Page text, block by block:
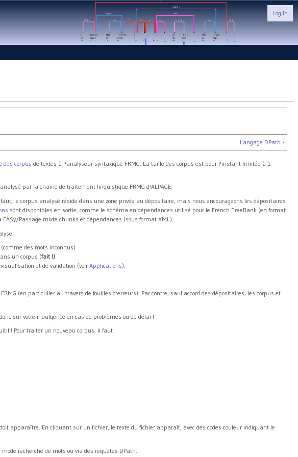
Log In
Langage DPath ›
des corpus de textes à l'analyseur syntaxique FRMG. La taille des corpus est pour l'instant limitée à 1
par la chaine de traitement linguistique FRMG d'ALPAGE.
le corpus analysé réside dans une zone privée au dépositaire, mais nous encourageons les dépositaires
sont disponibles en sortie, comme le schéma en dépendances utilisé pour le French TreeBank (en format
Passage mixte chunks et dépendances (sous format XML).
des mots inconnus)
un corpus (fait !)
et de validation (voir Applications).
(en particulier au travers de fouilles d'erreurs). Par contre, sauf accord des dépositaires, les corpus et
sur votre indulgence en cas de problèmes ou de délai !
! Pour traiter un nouveau corpus, il faut
apparaître. En cliquant sur un fichier, le texte du fichier apparaît, avec des codes couleur indiquant le
recherche de mots ou via des requêtes DPath.